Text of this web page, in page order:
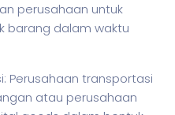
perusahaan untuk
barang dalam waktu
Perusahaan transportasi
atau perusahaan